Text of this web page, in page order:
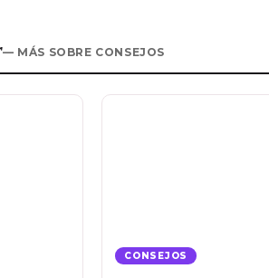
— MÁS SOBRE CONSEJOS
CONSEJOS